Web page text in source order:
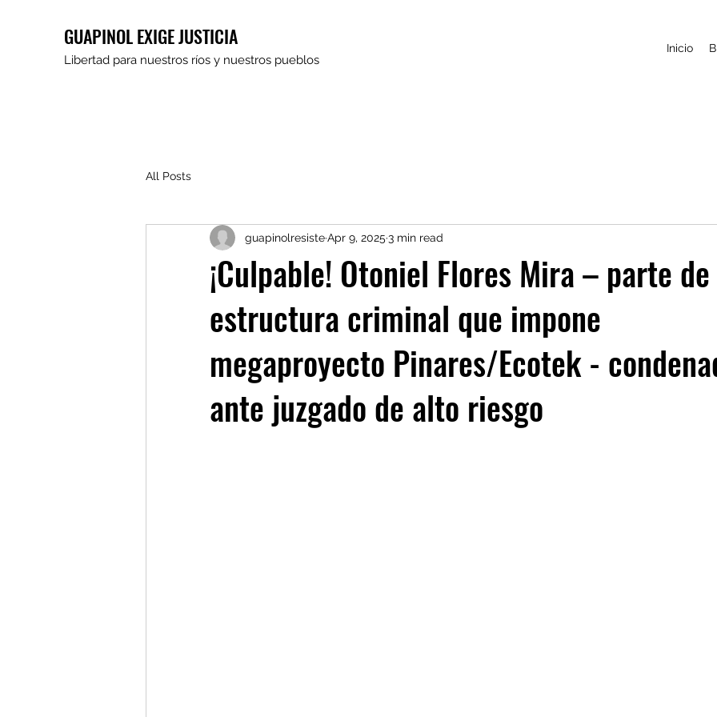
GUAPINOL EXIGE JUSTICIA
Libertad para nuestros ríos y nuestros pueblos
Inicio
All Posts
¡Culpable! Otoniel Flores Mira – parte de
estructura criminal que impone
megaproyecto Pinares/Ecotek -
ante juzgado de alto riesgo
guapinolresisteApr 9, 2025 3 min read